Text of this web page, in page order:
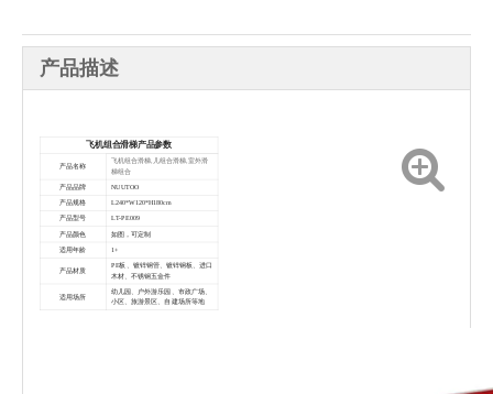
产品描述
飞机组合滑梯产品参数
产品名称
飞机组合滑梯,儿组合滑梯,室外滑
梯组合
产品品牌 NUUTOO
产品规格 L240*W120*H180cm
产品型号 LT-PE009
产品颜色 如图，可定制
适用年龄 1+
产品材质
PE板、镀锌钢管、镀锌钢板、进口
木材、不锈钢五金件
适用场所
幼儿园、户外游乐园、市政广场、
小区、旅游景区、自 建场所等地